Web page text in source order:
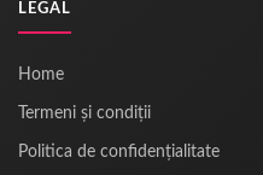
LEGAL
Home
Termeni și condiții
Politica de confidențialitate